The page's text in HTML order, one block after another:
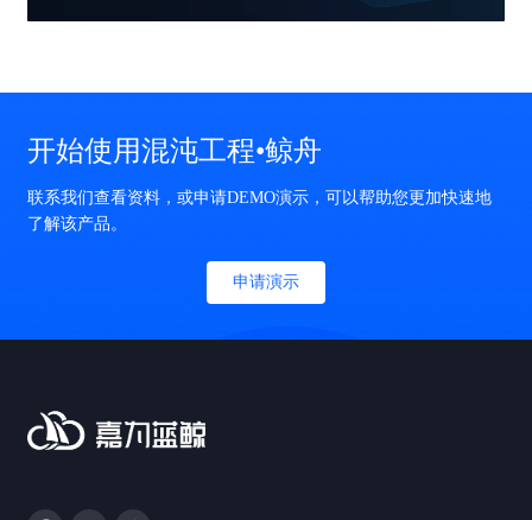
开始使用混沌工程•鲸舟
联系我们查看资料，或申请DEMO演示，可以帮助您更加快速地
了解该产品。
申请演示